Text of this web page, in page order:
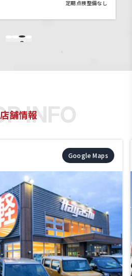
定期点検整備なし
3
店舗情報
Google Maps